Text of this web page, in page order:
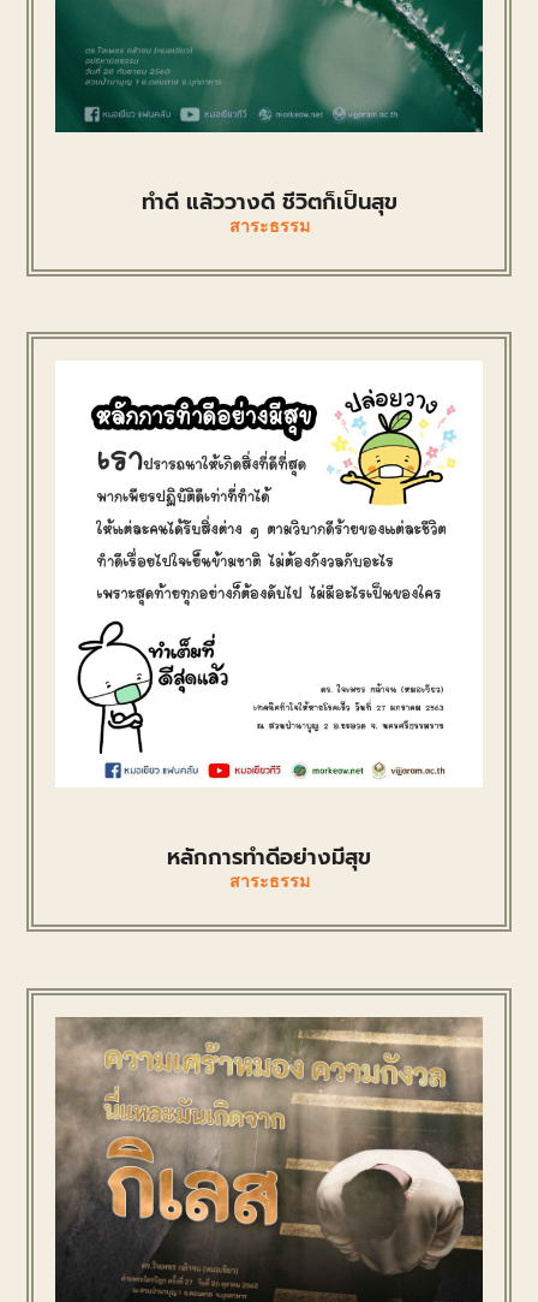
ทำดี แล้ววางดี ชีวิตก็เป็นสุข
สาระธรรม
หลักการทำดีอย่างมีสุข
สาระธรรม